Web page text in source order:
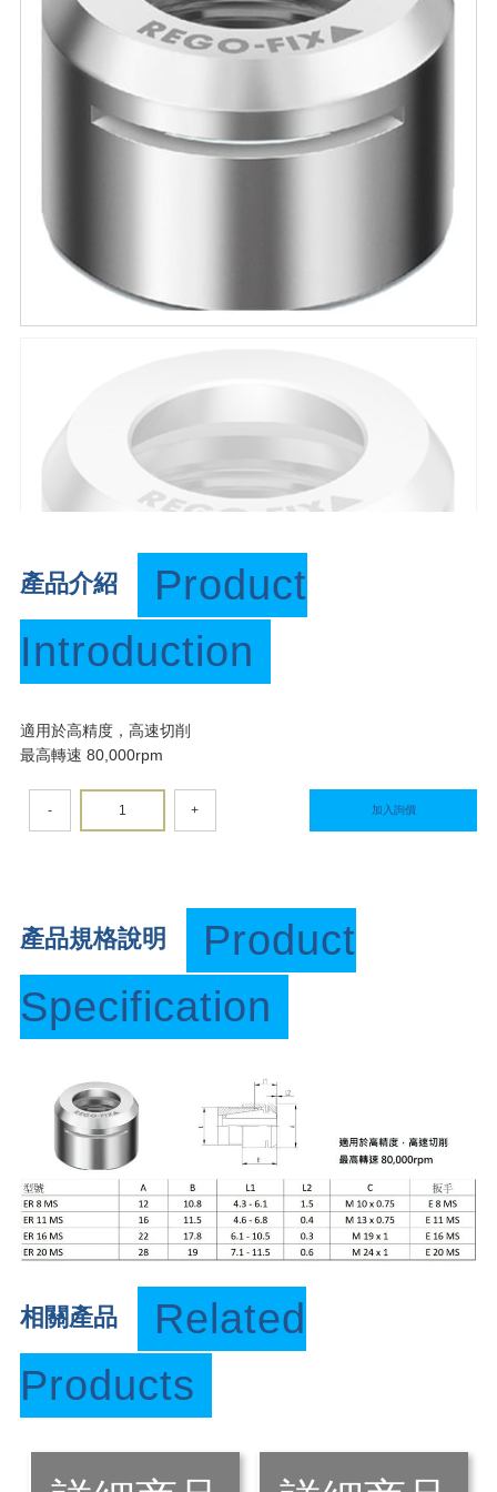
產品介紹
Product
Introduction
適用於高精度，高速切削
最高轉速 80,000rpm
- + 加入詢價
產品規格說明
Product
Specification
相關產品
Related
Products